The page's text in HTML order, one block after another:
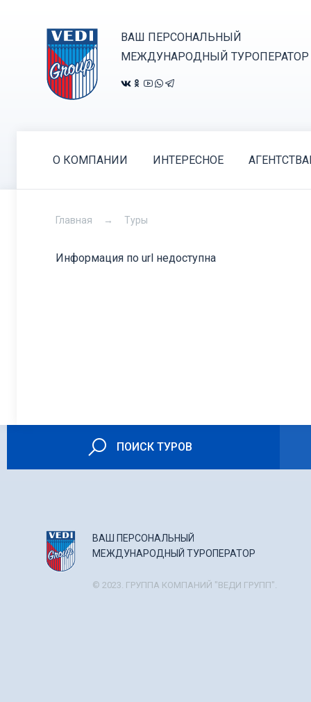
ВАШ ПЕРСОНАЛЬНЫЙ
МЕЖДУНАРОДНЫЙ ТУРОПЕРАТОР
О КОМПАНИИ ИНТЕРЕСНОЕ
Главная Туры
Информация по url недоступна
ПОИСК ТУРОВ
ВАШ ПЕРСОНАЛЬНЫЙ
МЕЖДУНАРОДНЫЙ ТУРОПЕРАТОР
© 2023. ГРУППА КОМПАНИЙ "ВЕДИ ГРУПП".